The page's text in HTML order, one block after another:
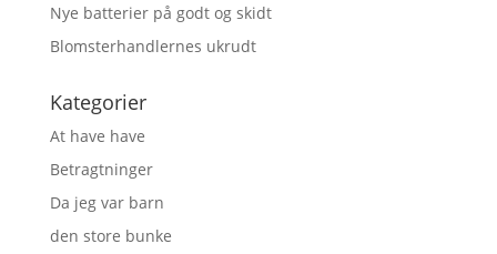
Nye batterier på godt og skidt
Blomsterhandlernes ukrudt
Kategorier
At have have
Betragtninger
Da jeg var barn
den store bunke